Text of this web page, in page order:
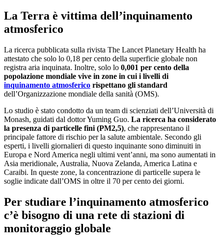
La Terra è vittima dell’inquinamento
atmosferico
La ricerca pubblicata sulla rivista The Lancet Planetary Health ha
attestato che solo lo 0,18 per cento della superficie globale non
registra aria inquinata. Inoltre, solo lo 0,001 per cento della
popolazione mondiale vive in zone in cui i livelli di
inquinamento atmosferico rispettano gli standard
dell’Organizzazione mondiale della sanità (OMS).
Lo studio è stato condotto da un team di scienziati dell’Università di
Monash, guidati dal dottor Yuming Guo. La ricerca ha considerato
la presenza di particelle fini (PM2,5), che rappresentano il
principale fattore di rischio per la salute ambientale. Secondo gli
esperti, i livelli giornalieri di questo inquinante sono diminuiti in
Europa e Nord America negli ultimi vent’anni, ma sono aumentati in
Asia meridionale, Australia, Nuova Zelanda, America Latina e
Caraibi. In queste zone, la concentrazione di particelle supera le
soglie indicate dall’OMS in oltre il 70 per cento dei giorni.
Per studiare l’inquinamento atmosferico
c’è bisogno di una rete di stazioni di
monitoraggio globale